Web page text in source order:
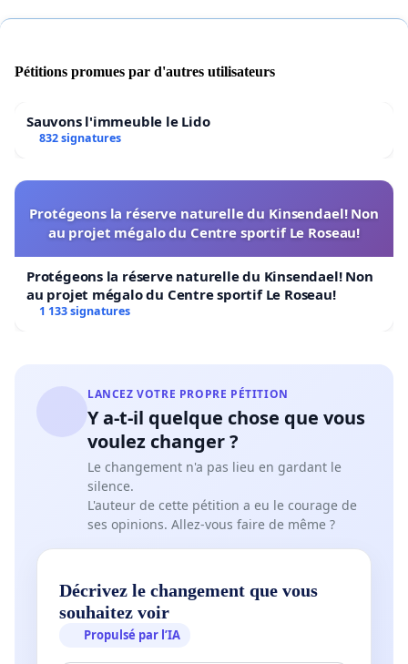
Pétitions promues par d'autres utilisateurs
Sauvons l'immeuble le Lido
832 signatures
Protégeons la réserve naturelle du Kinsendael! Non
au projet mégalo du Centre sportif Le Roseau!
Protégeons la réserve naturelle du Kinsendael! Non
au projet mégalo du Centre sportif Le Roseau!
1 133 signatures
LANCEZ VOTRE PROPRE PÉTITION
Y a-t-il quelque chose que vous
voulez changer ?
Le changement n'a pas lieu en gardant le
silence.
L'auteur de cette pétition a eu le courage de
ses opinions. Allez-vous faire de même ?
Décrivez le changement que vous
souhaitez voir
Propulsé par l’IA